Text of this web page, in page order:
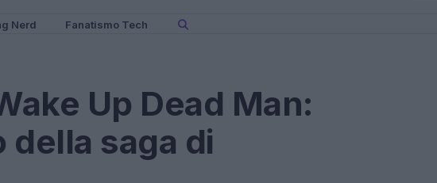
Nerd Fanatismo Tech
Up Dead Man:
saga di